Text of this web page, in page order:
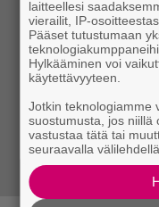
laitteellesi
vierailit, IP-
Pääset tutustumaan
Hylkääminen voi
käytettävyyteen.
Jotkin teknologiamme
suostumusta, jos niillä
vastustaa tätä tai
seuraavalla välilehdellä.